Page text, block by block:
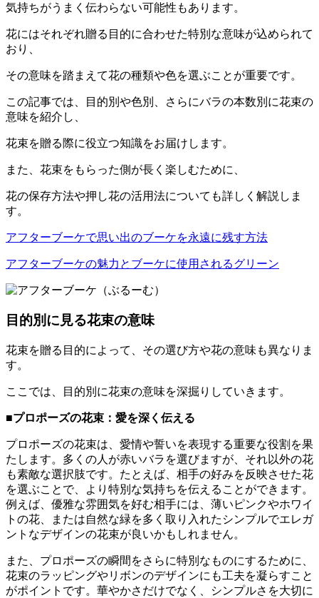
気持ちがうまく伝わらない可能性もあります。
花にはそれぞれ贈る目的に合わせた特別な意味が込められて
おり、
その意味を踏まえて花の種類や色を選ぶことが重要です。
この記事では、目的別や色別、さらにバラの本数別に花束の
意味を紹介し、
花束を贈る際に役立つ知識をお届けします。
また、花束をもらった側が長く楽しむために、
花の保存方法や押し花の活用法についても詳しく解説しま
す。
アフターブーケで思い出のブーケを永遠に残す方法
アフターブーケの魅力とブーケに使用されるグリーン
目的別に見る花束の意味
花束を贈る目的によって、その選び方や花の意味も異なりま
す。
ここでは、目的別に花束の意味を深掘りしていきます。
■プロポーズの花束：愛を深く伝える
プロポーズの花束は、愛情や誓いを表現する重要な役割を果
たします。多くの人が赤いバラを選びますが、それ以外の花
も素敵な選択肢です。たとえば、相手の好みを反映させた花
を選ぶことで、より特別な気持ちを伝えることができます。
例えば、優雅な雰囲気を好む相手には、薄いピンクやホワイ
トの花、または自然な緑を多く取り入れたシンプルでエレガ
ントなデザインの花束が良いかもしれません。
また、プロポーズの瞬間をさらに特別なものにするために、
花束のラッピングやリボンのデザインにも工夫を凝らすこと
がポイントです。華やかさだけでなく、シンプルさを大切に